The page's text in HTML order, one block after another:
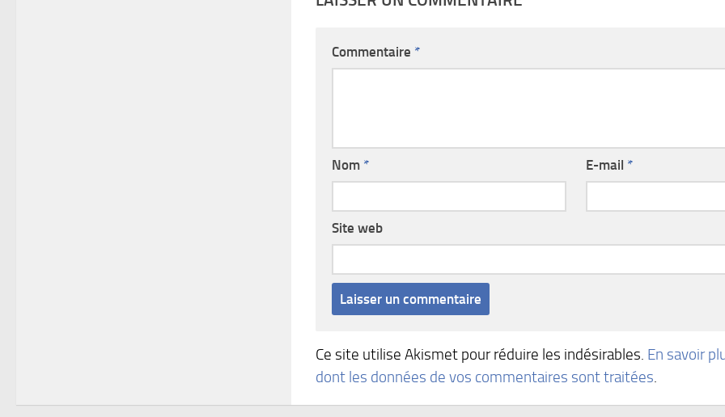
Commentaire *
Nom * E-mail *
Site web
Ce site utilise Akismet pour réduire les indésirables. En savoir
dont les données de vos commentaires sont traitées.